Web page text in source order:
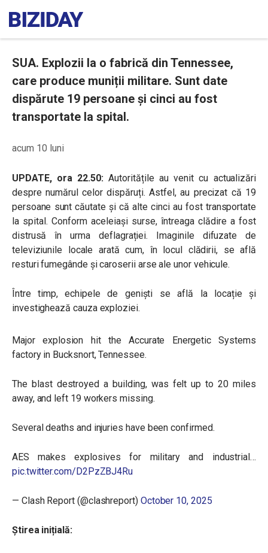
SUA. Explozii la o fabrică din Tennessee,
care produce muniții militare. Sunt date
dispărute 19 persoane și cinci au fost
transportate la spital.
acum 10 luni
UPDATE, ora 22.50:Autoritățile au venit cu actualizări
despre numărul celor dispăruți. Astfel, au precizat că 19
persoane sunt căutate și că alte cinci au fost transportate
la spital. Conform aceleiași surse, întreaga clădire a fost
distrusă în urma deflagrației. Imaginile difuzate de
televiziunile locale arată cum, în locul clădirii, se află
resturi fumegânde și caroserii arse ale unor vehicule.
Între timp, echipele de geniști se află la locație și
investighează cauza exploziei.
Major explosion hit the Accurate Energetic Systems
factory in Bucksnort, Tennessee.
The blast destroyed a building, was felt up to 20 miles
away, and left 19 workers missing.
Several deaths and injuries have been confirmed.
AES makes explosives for military and industrial…
pic.twitter.com/D2PzZBJ4Ru
— Clash Report (@clashreport) October 10, 2025
Știrea inițială: